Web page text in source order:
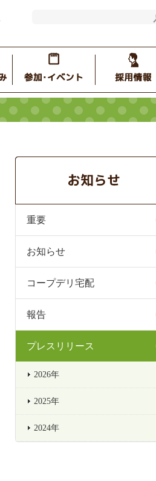
重要
お知らせ
コープデリ宅配
報告
プレスリリース
2026年
2025年
2024年